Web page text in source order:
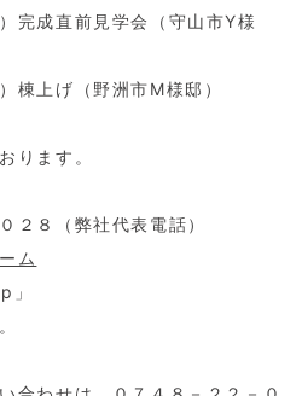
完成直前見学会（守山市Y様
棟上げ（野洲市M様邸）
ります。
２８（弊社代表電話）
ム
」